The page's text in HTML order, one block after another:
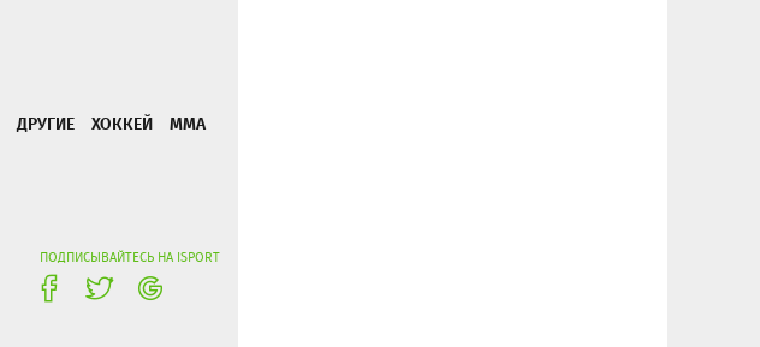
ДРУГИЕ ХОККЕЙ
ММА
ПОДПИСЫВАЙТЕСЬ НА ISPORT